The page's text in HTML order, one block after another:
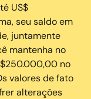
US$
seu saldo em
juntamente
mantenha no
no
valores de fato
alterações